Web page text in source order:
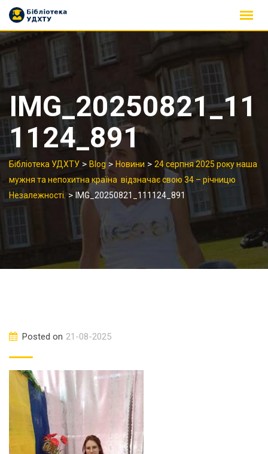
Skip
content
IMG_20250821_11
1124_891
Бібліотека УДХТУ > Blog > Новини > 24 серпня 2025 року наша
мужня та непохитна країна відзначає свою 34 – річницю
Незалежності. > IMG_20250821_111124_891
Posted on 21-08-2025